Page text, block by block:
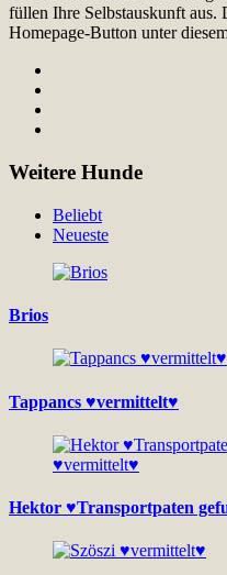
füllen Ihre Selbstauskunft aus.
Homepage-Button unter
Weitere Hunde
Beliebt
Neueste
Brios
Tappancs ♥vermittelt♥
Hektor ♥Transportpaten